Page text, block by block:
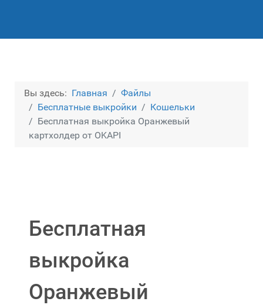
Вы здесь: Главная
Файлы
Бесплатные выкройки
Кошельки
Бесплатная выкройка Оранжевый
картхолдер от OKAPI
Бесплатная
выкройка
Оранжевый